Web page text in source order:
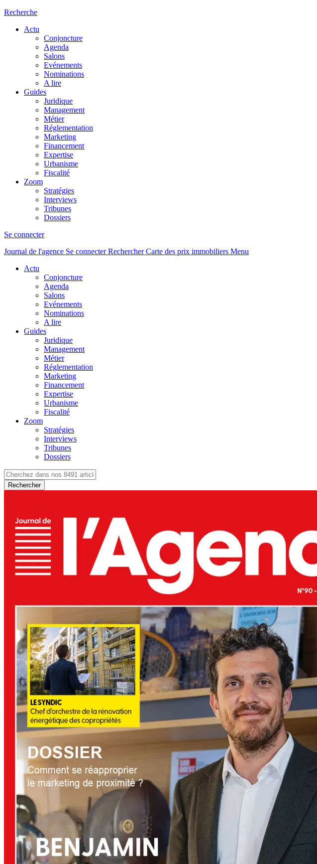
Recherche
Actu
Conjoncture
Agenda
Salons
Evénements
Nominations
A lire
Guides
Juridique
Management
Métier
Réglementation
Marketing
Financement
Expertise
Urbanisme
Fiscalité
Zoom
Stratégies
Interviews
Tribunes
Dossiers
Se connecter
Journal de l'agence Se connecterRechercher Carte des prix immobiliers Menu
Actu
Conjoncture
Agenda
Salons
Evénements
Nominations
A lire
Guides
Juridique
Management
Métier
Réglementation
Marketing
Financement
Expertise
Urbanisme
Fiscalité
Zoom
Stratégies
Interviews
Tribunes
Dossiers
Rechercher